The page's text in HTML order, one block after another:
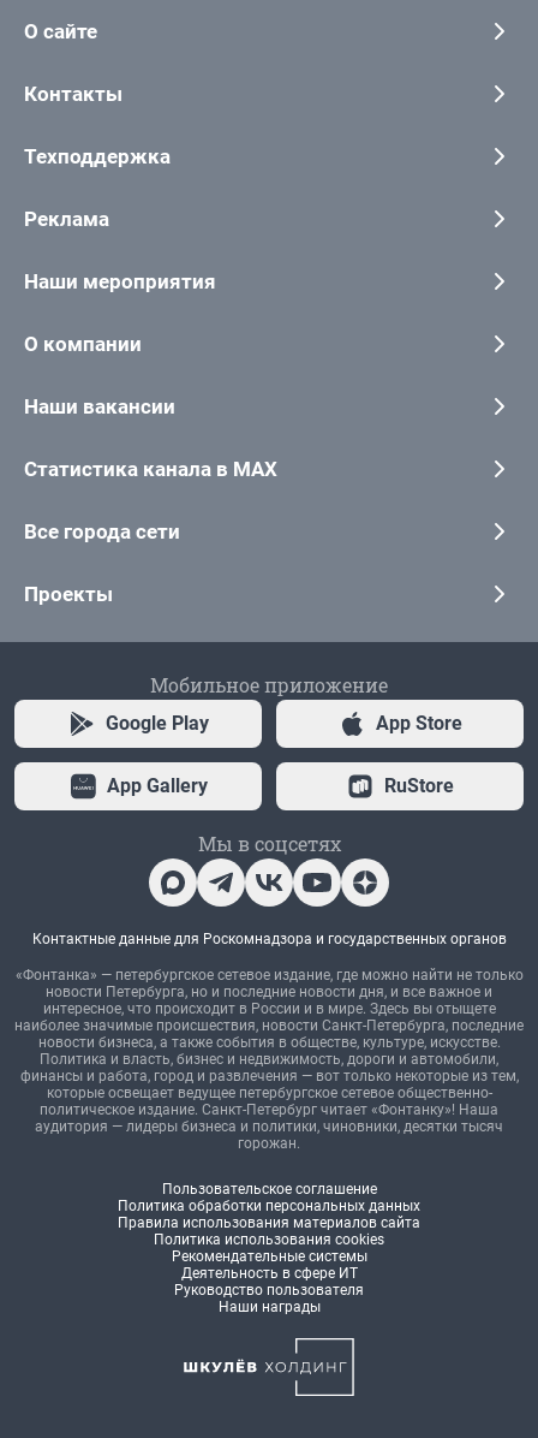
О сайте
Контакты
Техподдержка
Реклама
Наши мероприятия
О компании
Наши вакансии
Статистика канала в MAX
Все города сети
Проекты
Мобильное приложение
Google Play App Store
App Gallery RuStore
Мы в соцсетях
Контактные данные для Роскомнадзора и государственных органов
«Фонтанка» — петербургское сетевое издание, где можно найти не только
новости Петербурга, но и последние новости дня, и все важное и
интересное, что происходит в России и в мире. Здесь вы отыщете
наиболее значимые происшествия, новости Санкт-Петербурга, последние
новости бизнеса, а также события в обществе, культуре, искусстве.
Политика и власть, бизнес и недвижимость, дороги и автомобили,
финансы и работа, город и развлечения — вот только некоторые из тем,
которые освещает ведущее петербургское сетевое общественно-
политическое издание. Санкт-Петербург читает «Фонтанку»! Наша
аудитория — лидеры бизнеса и политики, чиновники, десятки тысяч
горожан.
Пользовательское соглашение
Политика обработки персональных данных
Правила использования материалов сайта
Политика использования cookies
Рекомендательные системы
Деятельность в сфере ИТ
Руководство пользователя
Наши награды